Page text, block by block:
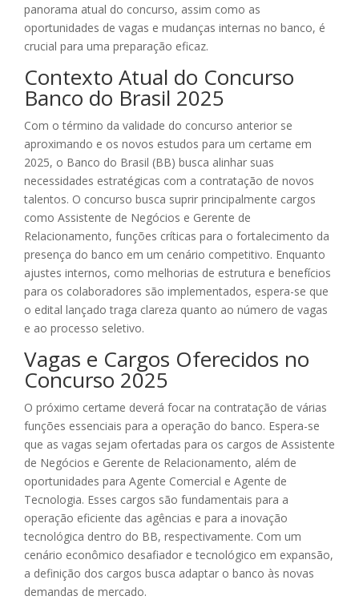
panorama atual do concurso, assim como as
oportunidades de vagas e mudanças internas no banco, é
crucial para uma preparação eficaz.
Contexto Atual do Concurso
Banco do Brasil 2025
Com o término da validade do concurso anterior se
aproximando e os novos estudos para um certame em
2025, o Banco do Brasil (BB) busca alinhar suas
necessidades estratégicas com a contratação de novos
talentos. O concurso busca suprir principalmente cargos
como Assistente de Negócios e Gerente de
Relacionamento, funções críticas para o fortalecimento da
presença do banco em um cenário competitivo. Enquanto
ajustes internos, como melhorias de estrutura e benefícios
para os colaboradores são implementados, espera-se que
o edital lançado traga clareza quanto ao número de vagas
e ao processo seletivo.
Vagas e Cargos Oferecidos no
Concurso 2025
O próximo certame deverá focar na contratação de várias
funções essenciais para a operação do banco. Espera-se
que as vagas sejam ofertadas para os cargos de Assistente
de Negócios e Gerente de Relacionamento, além de
oportunidades para Agente Comercial e Agente de
Tecnologia. Esses cargos são fundamentais para a
operação eficiente das agências e para a inovação
tecnológica dentro do BB, respectivamente. Com um
cenário econômico desafiador e tecnológico em expansão,
a definição dos cargos busca adaptar o banco às novas
demandas de mercado.